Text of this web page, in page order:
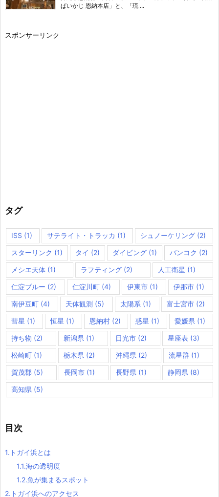
ぱいかじ 恩納本店」と、「琉 ...
スポンサーリンク
タグ
ISS (1) サテライト・トラッカ (1) シュノーケリング (2)
スターリンク (1) タイ (2) ダイビング (1) バンコク (2)
メシエ天体 (1) ラフティング (2) 人工衛星 (1)
仁淀ブルー (2) 仁淀川町(4) 伊東市(1) 伊那市 (1)
南伊豆町 (4) 天体観測 (5) 太陽系 (1) 富士宮市(2)
彗星 (1) 恒星 (1) 恩納村(2) 惑星 (1) 愛媛県 (1)
持ち物 (2) 新潟県 (1) 日光市 (2) 星座表 (3)
松崎町 (1) 栃木県 (2) 沖縄県 (2) 流星群(1)
賀茂郡 (5) 長岡市 (1) 長野県 (1) 静岡県 (8)
高知県 (5)
目次
1. トガイ浜とは
1.1.海の透明度
1.2.魚が集まるスポット
2. トガイ浜へのアクセス